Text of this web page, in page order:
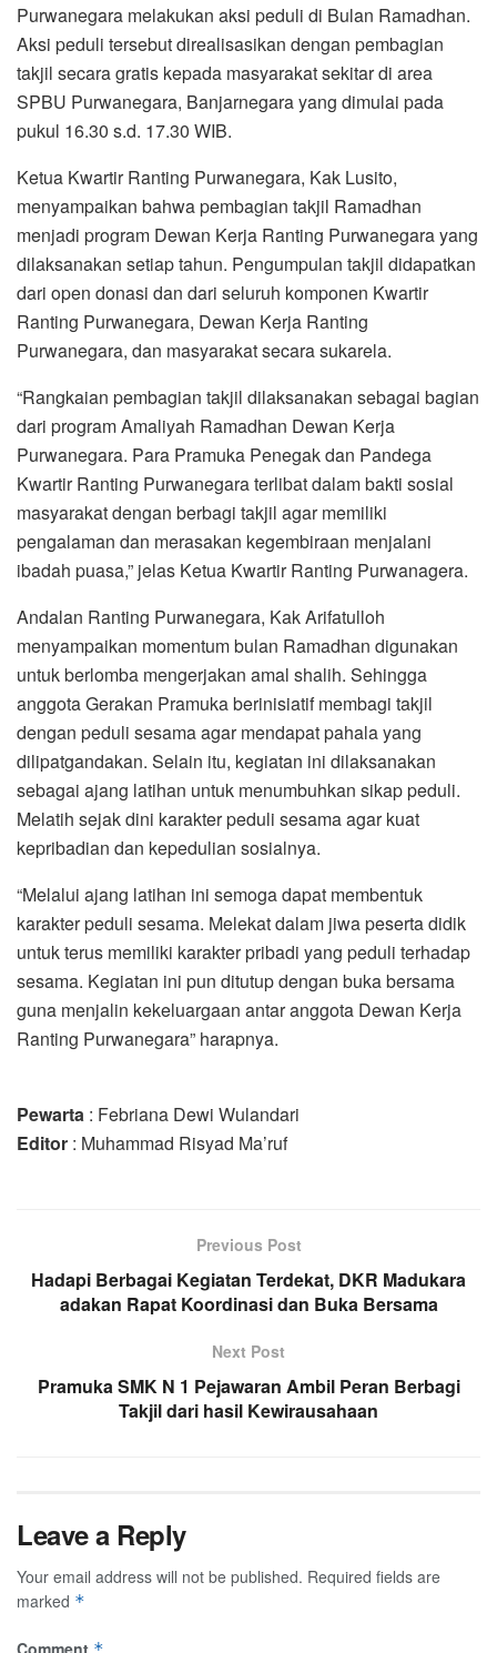
Purwanegara melakukan aksi peduli di Bulan Ramadhan.
Aksi peduli tersebut direalisasikan dengan pembagian
takjil secara gratis kepada masyarakat sekitar di area
SPBU Purwanegara, Banjarnegara yang dimulai pada
pukul 16.30 s.d. 17.30 WIB.
Ketua Kwartir Ranting Purwanegara, Kak Lusito,
menyampaikan bahwa pembagian takjil Ramadhan
menjadi program Dewan Kerja Ranting Purwanegara yang
dilaksanakan setiap tahun. Pengumpulan takjil didapatkan
dari open donasi dan dari seluruh komponen Kwartir
Ranting Purwanegara, Dewan Kerja Ranting
Purwanegara, dan masyarakat secara sukarela.
“Rangkaian pembagian takjil dilaksanakan sebagai bagian
dari program Amaliyah Ramadhan Dewan Kerja
Purwanegara. Para Pramuka Penegak dan Pandega
Kwartir Ranting Purwanegara terlibat dalam bakti sosial
masyarakat dengan berbagi takjil agar memiliki
pengalaman dan merasakan kegembiraan menjalani
ibadah puasa,” jelas Ketua Kwartir Ranting Purwanagera.
Andalan Ranting Purwanegara, Kak Arifatulloh
menyampaikan momentum bulan Ramadhan digunakan
untuk berlomba mengerjakan amal shalih. Sehingga
anggota Gerakan Pramuka berinisiatif membagi takjil
dengan peduli sesama agar mendapat pahala yang
dilipatgandakan. Selain itu, kegiatan ini dilaksanakan
sebagai ajang latihan untuk menumbuhkan sikap peduli.
Melatih sejak dini karakter peduli sesama agar kuat
kepribadian dan kepedulian sosialnya.
“Melalui ajang latihan ini semoga dapat membentuk
karakter peduli sesama. Melekat dalam jiwa peserta didik
untuk terus memiliki karakter pribadi yang peduli terhadap
sesama. Kegiatan ini pun ditutup dengan buka bersama
guna menjalin kekeluargaan antar anggota Dewan Kerja
Ranting Purwanegara” harapnya.
Pewarta : Febriana Dewi Wulandari
Editor : Muhammad Risyad Ma’ruf
Previous Post
Hadapi Berbagai Kegiatan Terdekat, DKR Madukara
adakan Rapat Koordinasi dan Buka Bersama
Next Post
Pramuka SMK N 1 Pejawaran Ambil Peran Berbagi
Takjil dari hasil Kewirausahaan
Leave a Reply
Your email address will not be published. Required fields are
marked *
Comment